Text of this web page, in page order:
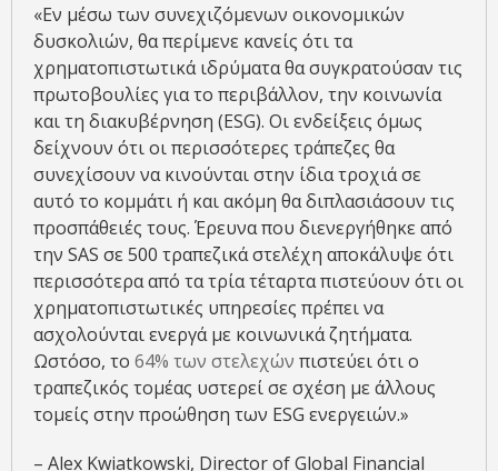
«Εν μέσω των συνεχιζόμενων οικονομικών
δυσκολιών, θα περίμενε κανείς ότι τα
χρηματοπιστωτικά ιδρύματα θα συγκρατούσαν τις
πρωτοβουλίες για το περιβάλλον, την κοινωνία
και τη διακυβέρνηση (ESG). Οι ενδείξεις όμως
δείχνουν ότι οι περισσότερες τράπεζες θα
συνεχίσουν να κινούνται στην ίδια τροχιά σε
αυτό το κομμάτι ή και ακόμη θα διπλασιάσουν τις
προσπάθειές τους. Έρευνα που διενεργήθηκε από
την SAS σε 500 τραπεζικά στελέχη αποκάλυψε ότι
περισσότερα από τα τρία τέταρτα πιστεύουν ότι οι
χρηματοπιστωτικές υπηρεσίες πρέπει να
ασχολούνται ενεργά με κοινωνικά ζητήματα.
Ωστόσο, το 64% των στελεχών πιστεύει ότι ο
τραπεζικός τομέας υστερεί σε σχέση με άλλους
τομείς στην προώθηση των ESG ενεργειών.»
– Alex Kwiatkowski, Director of Global Financial